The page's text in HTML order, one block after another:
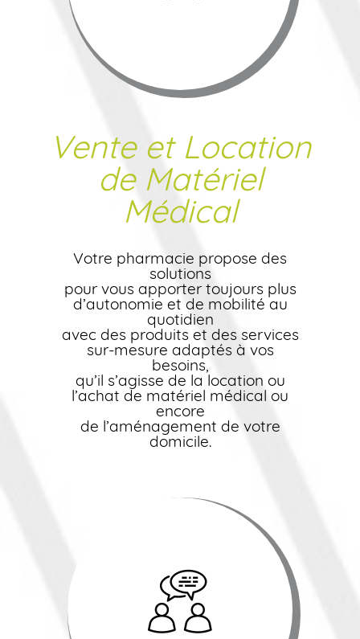
Vente et Location
de Matériel
Médical
Votre pharmacie propose des
solutions
pour vous apporter toujours plus
d’autonomie et de mobilité au
quotidien
avec des produits et des services
sur-mesure adaptés à vos
besoins,
qu’il s’agisse de la location ou
l’achat de matériel médical ou
encore
de l’aménagement de votre
domicile.